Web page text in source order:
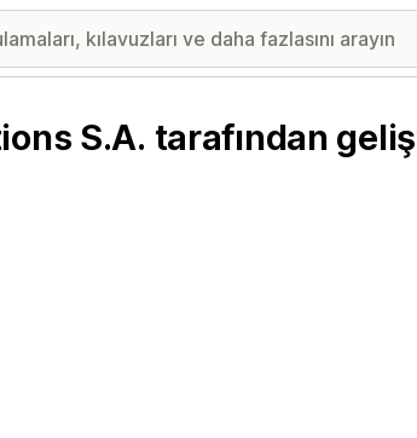
S.A. tarafından